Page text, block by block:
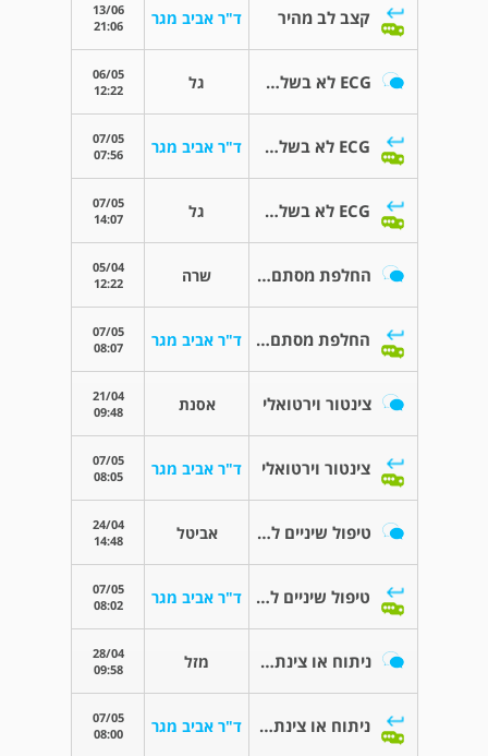
קצב לב מהיר ד"ר אביב מגר
13/06
21:06
ECG לא בשלב החריף גל
06/05
12:22
ECG לא בשלב החריף ד"ר אביב מגר
07/05
07:56
ECG לא בשלב החריף גל
07/05
14:07
החלפת מסתם מיטרלי שרה
05/04
12:22
החלפת מסתם מיטרלי ד"ר אביב מגר
07/05
08:07
צינטור וירטואלי אסנת
21/04
09:48
צינטור וירטואלי ד"ר אביב מגר
07/05
08:05
טיפול שיניים לאחר ניתוח מעקפים אביטל
24/04
14:48
טיפול שיניים לאחר ניתוח מעקפים ד"ר אביב מגר
07/05
08:02
ניתוח או צינתור ואם כן? מזל
28/04
09:58
ניתוח או צינתור ואם כן? ד"ר אביב מגר
07/05
08:00